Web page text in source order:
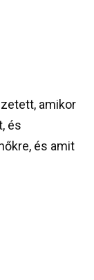
amikor
és
és amit